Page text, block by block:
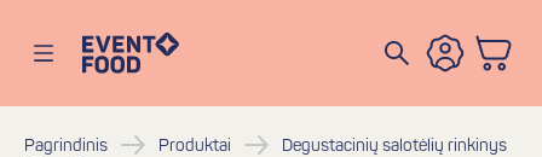
Atidaryti meniu
Eventofood
Pagrindinis Produktai
Degustacinių salotėlių rinkinys